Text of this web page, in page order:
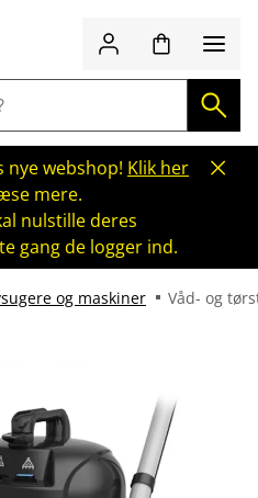
nye webshop! Klik her
mere.
nulstille deres
gang de logger ind.
og maskiner Våd- og